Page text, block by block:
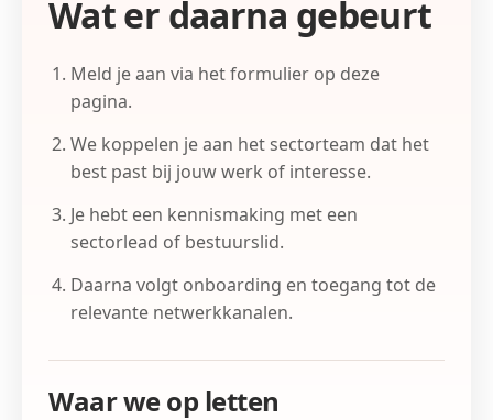
Wat er daarna gebeurt
Meld je aan via het formulier op deze
pagina.
We koppelen je aan het sectorteam dat het
best past bij jouw werk of interesse.
Je hebt een kennismaking met een
sectorlead of bestuurslid.
Daarna volgt onboarding en toegang tot de
relevante netwerkkanalen.
Waar we op letten